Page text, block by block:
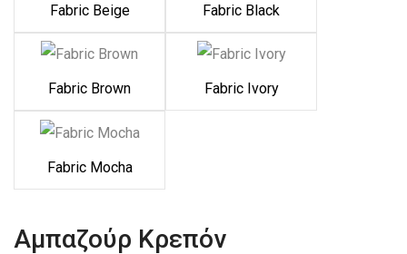
Fabric Beige Fabric Black
Fabric Brown Fabric Ivory
Fabric Mocha
Αμπαζούρ Κρεπόν